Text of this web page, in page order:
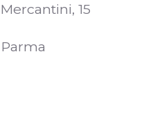
15
Parma